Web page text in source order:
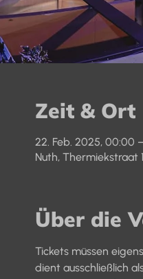
Zeit & Ort
22. Feb. 2025, 00:00
Nuth, Thermiekstraat
Über die
Tickets müssen
dient ausschließlich